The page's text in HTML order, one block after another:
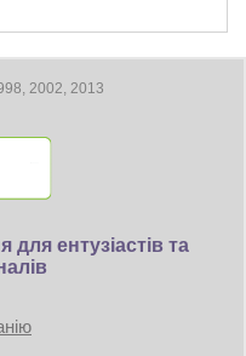
2002, 2013
ентузіастів та